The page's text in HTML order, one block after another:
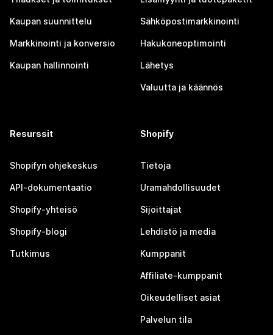
Kaupan suunnittelu
Markkinointi ja konversio
Kaupan hallinnointi
Sähköpostimarkkinointi
Hakukoneoptimointi
Lähetys
Valuutta ja käännös
Resurssit
Shopifyn ohjekeskus
API-dokumentaatio
Shopify-yhteisö
Shopify-blogi
Tutkimus
Shopify
Tietoja
Uramahdollisuudet
Sijoittajat
Lehdistö ja media
Kumppanit
Affiliate-kumppanit
Oikeudelliset asiat
Palvelun tila